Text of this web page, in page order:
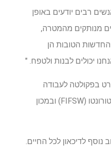
רבים יודעים באופן
מנותקים מהמטרה,
הטובות הן
יכולים לבנות ולטפח. "
בפקולטה לעבודה
סוציאלית של אוניברסיטת טורונטו (FIFSW) ובמכון
לדיכאון לכל החיים.